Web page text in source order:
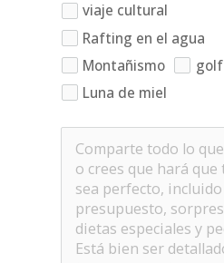
viaje cultural
Rafting en el agua
Montañismo
golf
Luna de miel